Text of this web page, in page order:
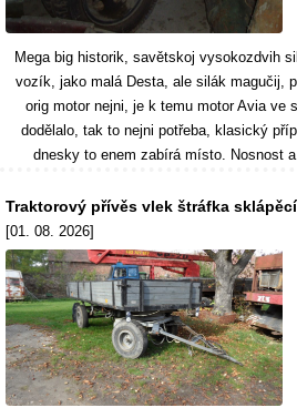
Mega big historik, savětskoj vysokozdvih
vozík, jako malá Desta, ale silák magučij,
orig motor nejni, je k temu motor Avia ve
dodělalo, tak to nejni potřeba, klasický
dnesky to enem zabírá místo. Nosnost
Traktorový přívěs vlek štráfka sklápěcí
[01. 08. 2026]